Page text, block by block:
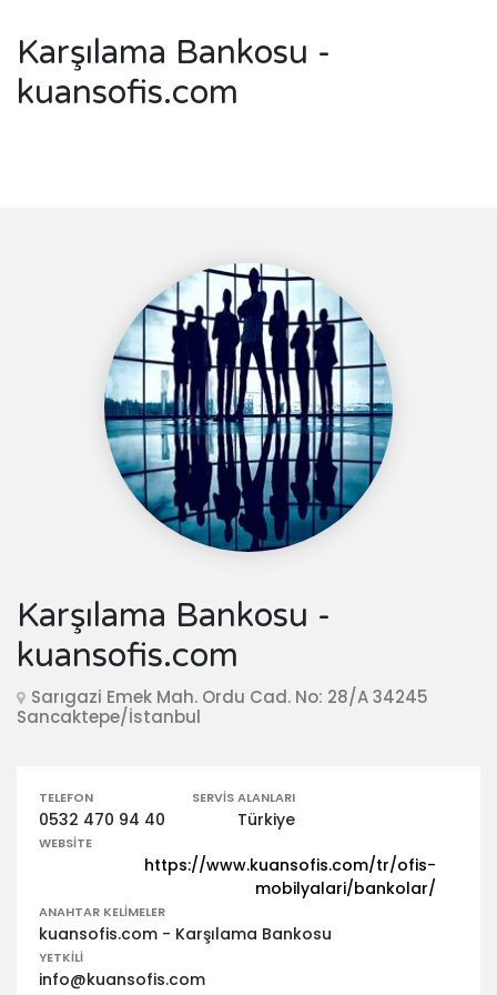
Karşılama Bankosu -
kuansofis.com
Karşılama Bankosu -
kuansofis.com
Sarıgazi Emek Mah. Ordu Cad. No: 28/A 34245
Sancaktepe/İstanbul
TELEFON
0532 470 94 40
SERVIS ALANLARI
Türkiye
WEBSITE
https://www.kuansofis.com/tr/ofis-
mobilyalari/bankolar/
ANAHTAR KELIMELER
kuansofis.com - Karşılama Bankosu
YETKILI
info@kuansofis.com